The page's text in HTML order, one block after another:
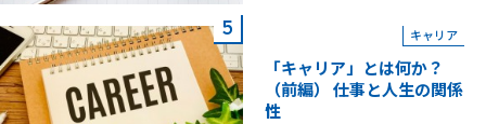
キャリア
「キャリア」とは何か？
（前編） 仕事と人生の関係
性